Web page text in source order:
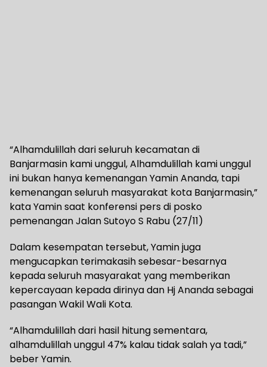
“Alhamdulillah dari seluruh kecamatan di
Banjarmasin kami unggul, Alhamdulillah kami unggul
ini bukan hanya kemenangan Yamin Ananda, tapi
kemenangan seluruh masyarakat kota Banjarmasin,”
kata Yamin saat konferensi pers di posko
pemenangan Jalan Sutoyo S Rabu (27/11)
Dalam kesempatan tersebut, Yamin juga
mengucapkan terimakasih sebesar-besarnya
kepada seluruh masyarakat yang memberikan
kepercayaan kepada dirinya dan Hj Ananda sebagai
pasangan Wakil Wali Kota.
“Alhamdulillah dari hasil hitung sementara,
alhamdulillah unggul 47% kalau tidak salah ya tadi,”
beber Yamin.